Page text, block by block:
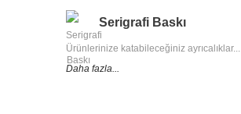
Serigrafi Baskı
Ürünlerinize katabileceğiniz ayrıcalıklar...
Daha fazla...